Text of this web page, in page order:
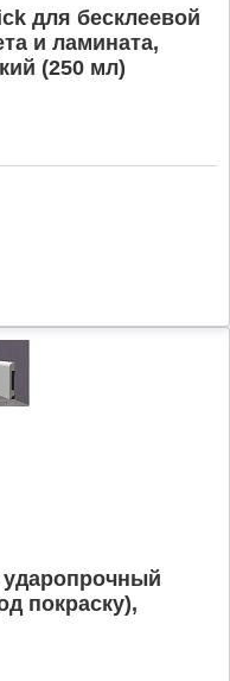
для бесклеевой
и ламината,
(250 мл)
покраску),